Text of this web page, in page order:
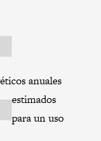
anuales
estimados
para un uso